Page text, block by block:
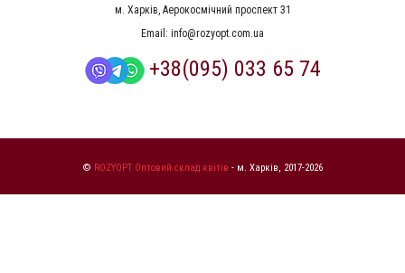
м. Харків, Аерокосмічний проспект 31
Email: info@rozyopt.com.ua
+38(095) 033 65 74
© ROZYOPT Оптовий склад квітів - м. Харків, 2017-2026